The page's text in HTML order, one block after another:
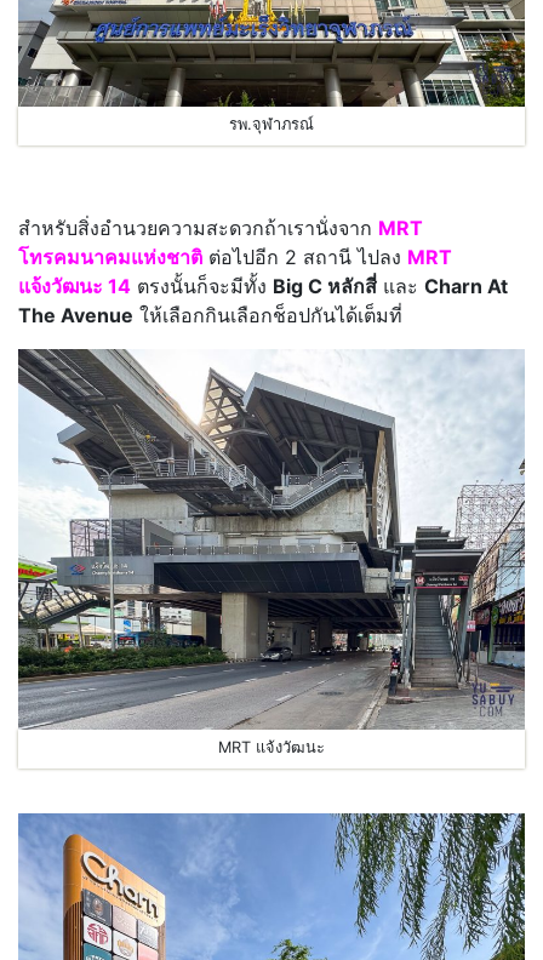
รพ.จุฬาภรณ์
สำหรับสิ่งอำนวยความสะดวกถ้าเรานั่งจาก MRT
โทรคมนาคมแห่งชาติ ต่อไปอีก 2 สถานี ไปลง MRT
แจ้งวัฒนะ 14 ตรงนั้นก็จะมีทั้ง Big C หลักสี่ และ Charn At
The Avenue ให้เลือกกินเลือกช็อปกันได้เต็มที่
MRT แจ้งวัฒนะ